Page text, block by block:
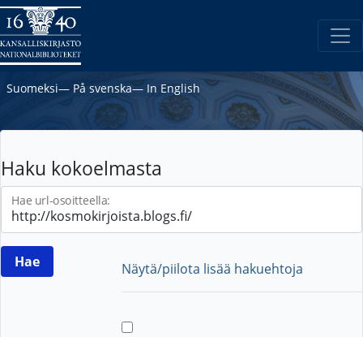
Suomeksi― På svenska― In English
Haku kokoelmasta
Hae url-osoitteella:
Näytä/piilota lisää hakuehtoja